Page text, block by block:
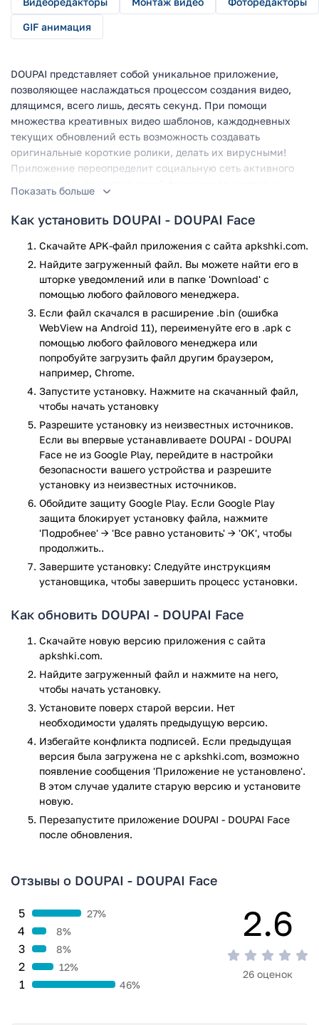
GIF анимация
DOUPAI представляет собой уникальное приложение,
позволяющее наслаждаться процессом создания видео,
длящимся, всего лишь, десять секунд. При помощи
множества креативных видео шаблонов, каждодневных
текущих обновлений есть возможность создавать
оригинальные короткие ролики, делать их вирусными!
Приложение переопределит социальную сеть активного
DOUPAI обладает своими преимуществами, побуждающими
многочисленных пользователей выбирать его. Подписка
курсу или выбранному заранее тарифу, после чего можно
приступать к созданию коротких сюжетов.
Итак, приложение базируется на шаблонах, которые
отсортированы по темам: любовь, свадьба, отдых, именины
и др. Пользователю нужно выбрать то, что интересует
более всего, потом перейти к функции редактирования,
добавления тематических изображений. Последним шагом
является выбор настроек, к примеру, музыкального фона.
Конечно, в DOUPAI больший объем предложенного
контента, доступен исключительно после подписки, но это
совсем не мешает владельцам телефонов приобретать его
и использовать для себя!
Приложение DOUPAI - DOUPAI Face прошло проверку
последним сигнатурам заражения файлов не выявлено.
Показать больше
Как установить DOUPAI - DOUPAI Face
Скачайте APK-файл приложения с сайта apkshki.com.
Найдите загруженный файл. Вы можете найти его в
шторке уведомлений или в папке 'Download' с
помощью любого файлового менеджера.
Если файл скачался в расширение .bin (ошибка
WebView на Android 11), переименуйте его в .apk с
помощью любого файлового менеджера или
попробуйте загрузить файл другим браузером,
например, Chrome.
Запустите установку. Нажмите на скачанный файл,
чтобы начать установку
Разрешите установку из неизвестных источников.
Если вы впервые устанавливаете DOUPAI - DOUPAI
Face не из Google Play, перейдите в настройки
безопасности вашего устройства и разрешите
установку из неизвестных источников.
Обойдите защиту Google Play. Если Google Play
защита блокирует установку файла, нажмите
'Подробнее' → 'Все равно установить' → 'OK', чтобы
продолжить..
Завершите установку: Следуйте инструкциям
установщика, чтобы завершить процесс установки.
Как обновить DOUPAI - DOUPAI Face
Скачайте новую версию приложения с сайта
apkshki.com.
Найдите загруженный файл и нажмите на него,
чтобы начать установку.
Установите поверх старой версии. Нет
необходимости удалять предыдущую версию.
Избегайте конфликта подписей. Если предыдущая
версия была загружена не с apkshki.com, возможно
появление сообщения 'Приложение не установлено'.
В этом случае удалите старую версию и установите
новую.
Перезапустите приложениe DOUPAI - DOUPAI Face
после обновления.
Отзывы о DOUPAI - DOUPAI Face
1 46%
2 12%
3 8%
4 8%
5 27% 2.6
26 оценок